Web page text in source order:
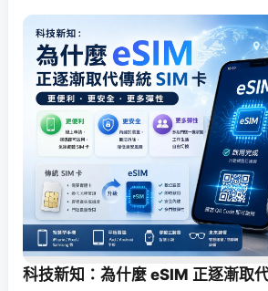
科技新知：為什麼 eSIM 正逐漸取